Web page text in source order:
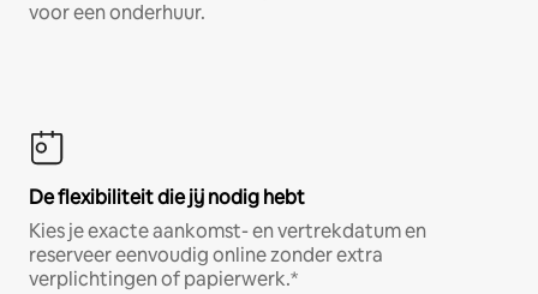
voor een onderhuur.
De flexibiliteit die jij nodig hebt
Kies je exacte aankomst- en vertrekdatum en
reserveer eenvoudig online zonder extra
verplichtingen of papierwerk.*